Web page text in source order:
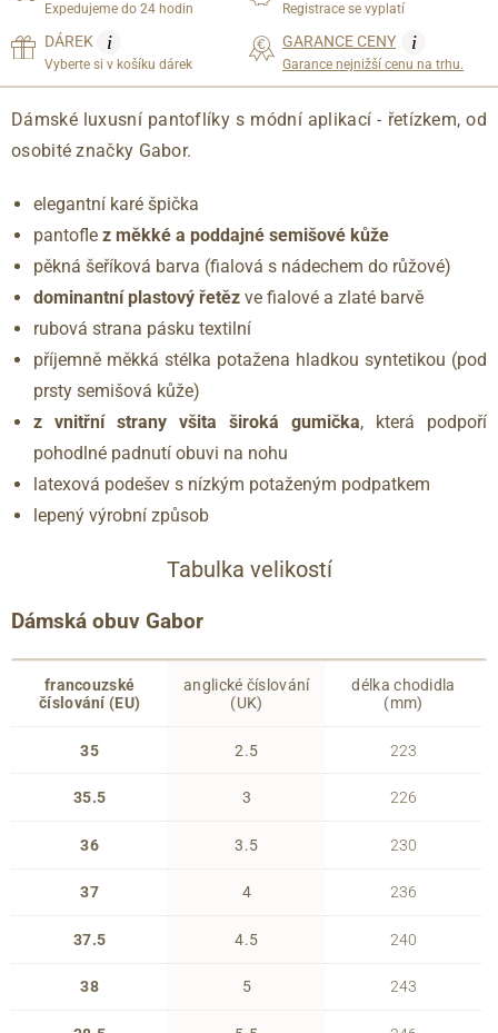
Expedujeme do 24 hodin Registrace se vyplatí
DÁREK i
Vyberte si v košíku dárek
GARANCE CENY i
Garance nejnižší cenu na trhu.
Dámské luxusní pantoflíky s módní aplikací - řetízkem, od
osobité značky Gabor.
elegantní karé špička
pantofle z měkké a poddajné semišové kůže
pěkná šeříková barva (fialová s nádechem do růžové)
dominantní plastový řetěz ve fialové a zlaté barvě
rubová strana pásku textilní
příjemně měkká stélka potažena hladkou syntetikou (pod
prsty semišová kůže)
z vnitřní strany všita široká gumička, která podpoří
pohodlné padnutí obuvi na nohu
latexová podešev s nízkým potaženým podpatkem
lepený výrobní způsob
Tabulka velikostí
Dámská obuv Gabor
francouzské
číslování (EU)
35
35.5
36
37
37.5
38
anglické číslování
(UK)
2.5
3
3.5
4
4.5
5
délka chodidla
(mm)
223
226
230
236
240
243